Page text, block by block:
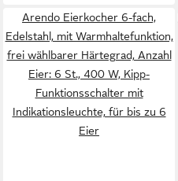
Arendo Eierkocher 6-fach,
Edelstahl, mit Warmhaltefunktion,
frei wählbarer Härtegrad, Anzahl
Eier: 6 St., 400 W, Kipp-
Funktionsschalter mit
Indikationsleuchte, für bis zu 6
Eier